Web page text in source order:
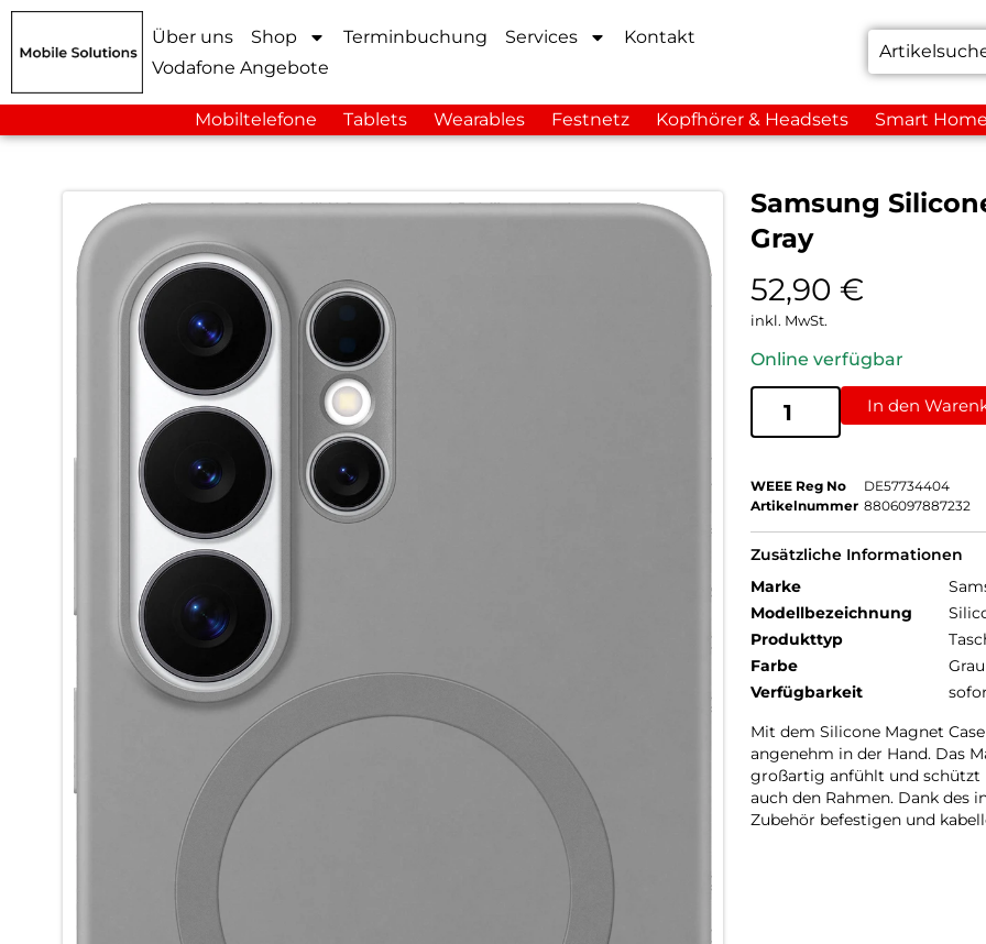
Über uns Shop Terminbuchung Services
Kontakt
Vodafone Angebote
Mobiltelefone Tablets Wearables Festnetz Kopfhörer & Headsets Smart
Samsung
Gray
52,90 €
inkl. MwSt.
Online verfügbar
In den
WEEE Reg No
DE57734404
Artikelnummer 8806097887232
Zusätzliche Informationen
Marke
Modellbezeichnung
Produkttyp
Farbe
Grau
Verfügbarkeit
Mit dem Silicone Magnet
angenehm in der Hand. Das
großartig anfühlt und schützt
auch den Rahmen. Dank des
Zubehör befestigen und